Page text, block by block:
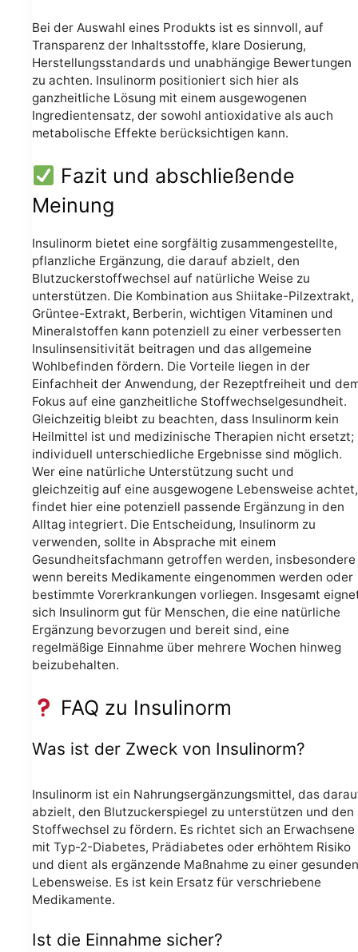
Bei der Auswahl eines Produkts ist es sinnvoll, auf
Transparenz der Inhaltsstoffe, klare Dosierung,
Herstellungsstandards und unabhängige Bewertungen
zu achten. Insulinorm positioniert sich hier als
ganzheitliche Lösung mit einem ausgewogenen
Ingredientensatz, der sowohl antioxidative als auch
metabolische Effekte berücksichtigen kann.
Fazit und abschließende
Meinung
Insulinorm bietet eine sorgfältig zusammengestellte,
pflanzliche Ergänzung, die darauf abzielt, den
Blutzuckerstoffwechsel auf natürliche Weise zu
unterstützen. Die Kombination aus Shiitake-Pilzextrakt,
Grüntee-Extrakt, Berberin, wichtigen Vitaminen und
Mineralstoffen kann potenziell zu einer verbesserten
Insulinsensitivität beitragen und das allgemeine
Wohlbefinden fördern. Die Vorteile liegen in der
Einfachheit der Anwendung, der Rezeptfreiheit und
Fokus auf eine ganzheitliche Stoffwechselgesundheit.
Gleichzeitig bleibt zu beachten, dass Insulinorm kein
Heilmittel ist und medizinische Therapien nicht ersetzt;
individuell unterschiedliche Ergebnisse sind möglich.
Wer eine natürliche Unterstützung sucht und
gleichzeitig auf eine ausgewogene Lebensweise achtet,
findet hier eine potenziell passende Ergänzung in den
Alltag integriert. Die Entscheidung, Insulinorm zu
verwenden, sollte in Absprache mit einem
Gesundheitsfachmann getroffen werden, insbesondere
wenn bereits Medikamente eingenommen werden oder
bestimmte Vorerkrankungen vorliegen. Insgesamt
sich Insulinorm gut für Menschen, die eine natürliche
Ergänzung bevorzugen und bereit sind, eine
regelmäßige Einnahme über mehrere Wochen hinweg
beizubehalten.
FAQ zu Insulinorm
Was ist der Zweck von Insulinorm?
Insulinorm ist ein Nahrungsergänzungsmittel, das
abzielt, den Blutzuckerspiegel zu unterstützen und den
Stoffwechsel zu fördern. Es richtet sich an Erwachsene
mit Typ-2-Diabetes, Prädiabetes oder erhöhtem Risiko
und dient als ergänzende Maßnahme zu einer gesunden
Lebensweise. Es ist kein Ersatz für verschriebene
Medikamente.
Ist die Einnahme sicher?